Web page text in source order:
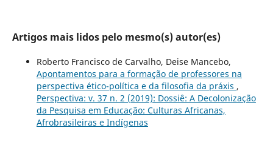
Artigos mais lidos pelo mesmo(s) autor(es)
Roberto Francisco de Carvalho, Deise Mancebo,
Apontamentos para a formação de professores na
perspectiva ético-política e da filosofia da práxis ,
Perspectiva: v. 37 n. 2 (2019): Dossiê: A Decolonização
da Pesquisa em Educação: Culturas Africanas,
Afrobrasileiras e Indígenas